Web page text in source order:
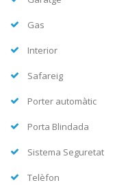
Gas
Interior
Safareig
Porter automàtic
Porta Blindada
Sistema Seguretat
Telèfon